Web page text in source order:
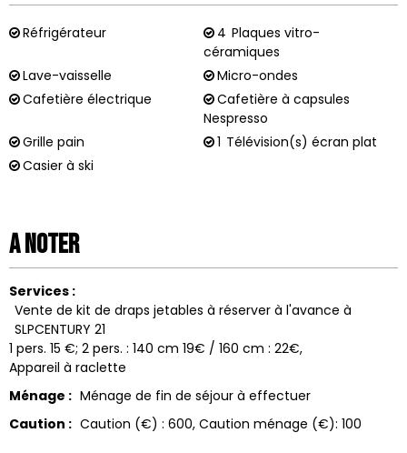
Réfrigérateur 4 Plaques vitro-
céramiques
Lave-vaisselle
Micro-ondes
Cafetière électrique
Cafetière à capsules
Nespresso
Grille pain
1 Télévision(s) écran plat
Casier à ski
A noter
Services :
Vente de kit de draps jetables à réserver à l'avance à
SLPCENTURY 21
1 pers. 15 €; 2 pers. : 140 cm 19€ / 160 cm : 22€
Appareil à raclette
Ménage : Ménage de fin de séjour à effectuer
Caution : Caution (€) : 600 Caution ménage (€): 100